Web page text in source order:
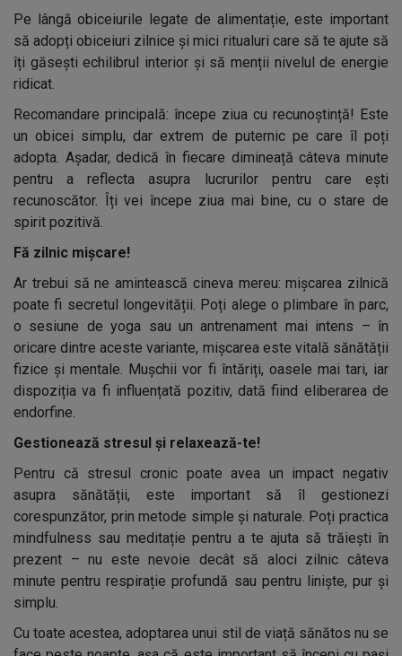
Pe lângă obiceiurile legate de alimentație, este important
să adopți obiceiuri zilnice și mici ritualuri care să te ajute să
îți găsești echilibrul interior și să menții nivelul de energie
ridicat.
Recomandare principală: începe ziua cu recunoștință! Este
un obicei simplu, dar extrem de puternic pe care îl poți
adopta. Așadar, dedică în fiecare dimineață câteva minute
pentru a reflecta asupra lucrurilor pentru care ești
recunoscător. Îți vei începe ziua mai bine, cu o stare de
spirit pozitivă.
Fă zilnic mișcare!
Ar trebui să ne amintească cineva mereu: mișcarea zilnică
poate fi secretul longevității. Poți alege o plimbare în parc,
o sesiune de yoga sau un antrenament mai intens – în
oricare dintre aceste variante, mișcarea este vitală sănătății
fizice și mentale. Mușchii vor fi întăriți, oasele mai tari, iar
dispoziția va fi influențată pozitiv, dată fiind eliberarea de
endorfine.
Gestionează stresul și relaxează-te!
Pentru că stresul cronic poate avea un impact negativ
asupra sănătății, este important să îl gestionezi
corespunzător, prin metode simple și naturale. Poți practica
mindfulness sau meditație pentru a te ajuta să trăiești în
prezent – nu este nevoie decât să aloci zilnic câteva
minute pentru respirație profundă sau pentru liniște, pur și
simplu.
Cu toate acestea, adoptarea unui stil de viață sănătos nu se